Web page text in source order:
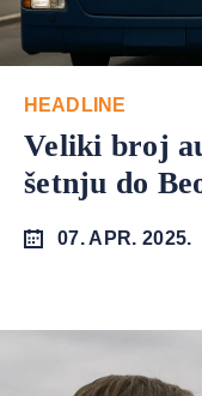
HEADLINE
Veliki broj
šetnju do
07. APR. 2025.